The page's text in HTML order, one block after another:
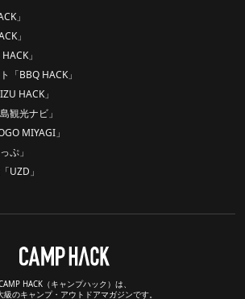
」
」
」
「BBQ HACK」
HACK」
観光ナビ」
MIYAGI」
ぷ」
UZD」
HACK（キャンプハック）は、
級のキャンプ・アウトドアマガジンです。